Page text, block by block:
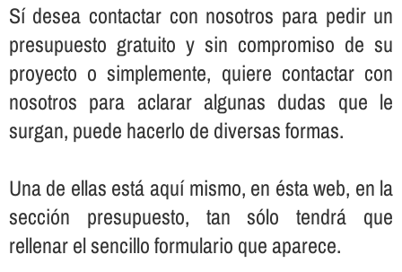
Sí­ desea contactar con nosotros para pedir un
presupuesto gratuito y sin compromiso de su
proyecto o simplemente, quiere contactar con
nosotros para aclarar algunas dudas que le
surgan, puede hacerlo de diversas formas.
Una de ellas está aquí­ mismo, en ésta web, en la
sección presupuesto, tan sólo tendrá que
rellenar el sencillo formulario que aparece.